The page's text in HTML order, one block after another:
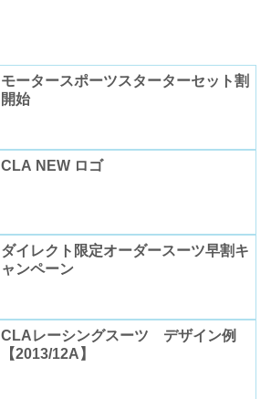
モータースポーツスターターセット割
開始
CLA NEW ロゴ
ダイレクト限定オーダースーツ早割キ
ャンペーン
CLAレーシングスーツ デザイン例
【2013/12A】